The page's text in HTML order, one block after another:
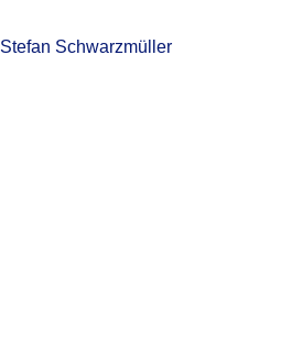
Stefan Schwarzmüller